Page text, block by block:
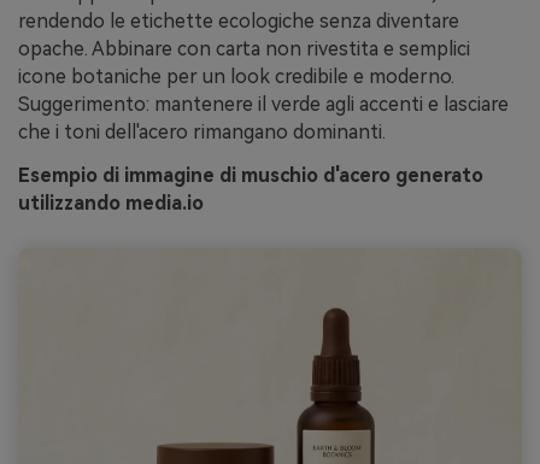
rendendo le etichette ecologiche senza diventare
opache. Abbinare con carta non rivestita e semplici
icone botaniche per un look credibile e moderno.
Suggerimento: mantenere il verde agli accenti e lasciare
che i toni dell'acero rimangano dominanti.
Esempio di immagine di muschio d'acero generato
utilizzando media.io